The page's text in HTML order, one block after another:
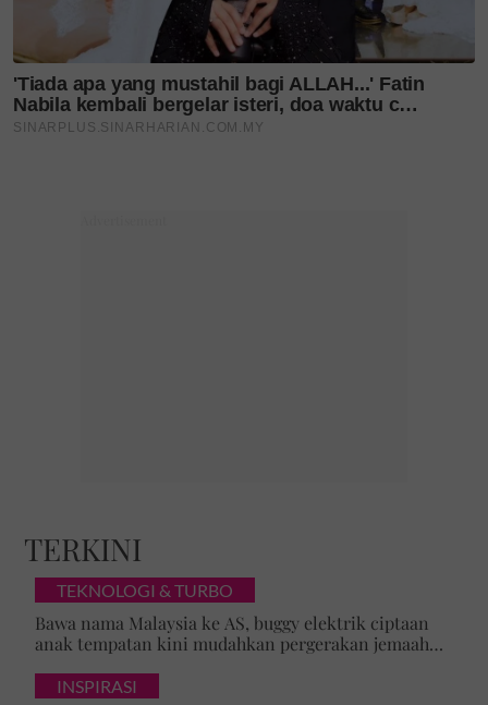
TERKINI
TEKNOLOGI & TURBO
Bawa nama Malaysia ke AS, buggy elektrik ciptaan
anak tempatan kini mudahkan pergerakan jemaah
INSPIRASI